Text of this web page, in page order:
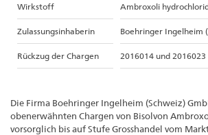
Wirkstoff Ambroxoli
Zulassungsinhaberin Boehringer Ingelheim
Rückzug der Chargen 2016014 und 2016023
Die Firma Boehringer Ingelheim (Schweiz)
obenerwähnten Chargen von Bisolvon
vorsorglich bis auf Stufe Grosshandel vom